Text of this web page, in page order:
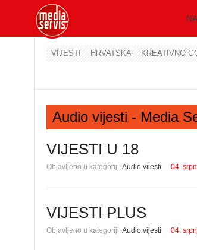
VIJESTI HRVATSKA KREATIVNO
Audio vijesti - Media
VIJESTI U 18
Objavljeno u kategoriji:Audio vijesti 04.
VIJESTI PLUS
Objavljeno u kategoriji:Audio vijesti 04.